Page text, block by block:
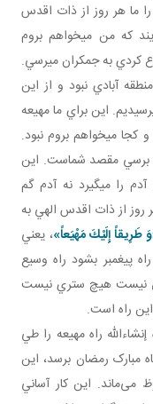
ما هر روز از ذات اقدس
که من مي خواهم بروم
کردي به جمکران مي رسي.
آبادي نبود و از اين
اين براي ما مهيعه
کجا مي خواهم بروم نبود.
برسي مقصد شماست. اين
را مي گيرد نه آدم گم
از ذات اقدس الهي به
طَرِيقاً إِلَيْكَ مَهْيَعاً»، يعني
پيغمبر بشود راه وسيع
نيست هيچ ستري نيست
راه است.
شاءالله راه مهيعه را طي
مبارک رمضان برسد، اين
اين کار آساني